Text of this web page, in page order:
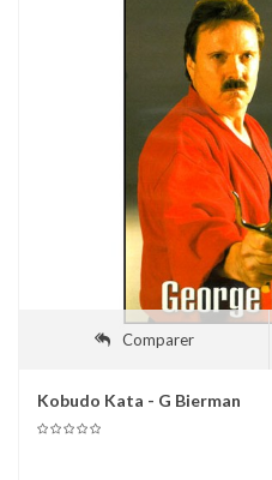
Comparer
Kobudo Kata - G Bierman